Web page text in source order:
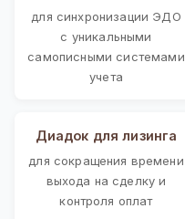
для синхронизации ЭДО
с уникальными
самописными системами
учета
Диадок для лизинга
для сокращения времени
выхода на сделку и
контроля оплат